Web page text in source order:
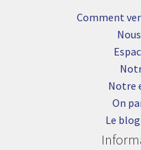
Comment
Notre
On
Le